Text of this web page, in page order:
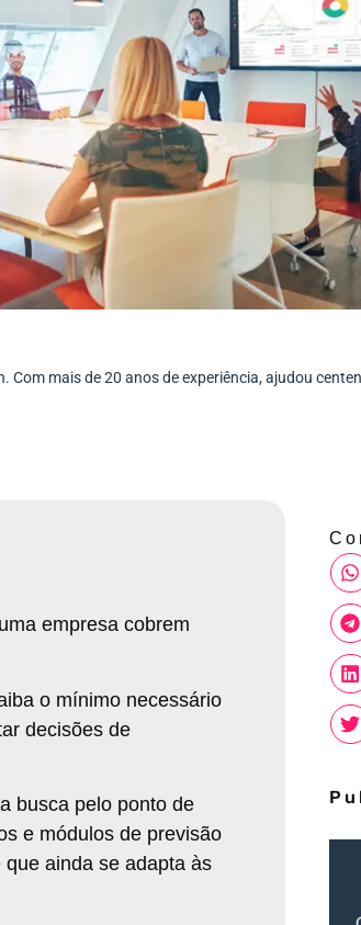
mais de 20 anos de experiência, ajudou
empresa cobrem
o mínimo necessário
decisões de
busca pelo ponto de
e módulos de previsão
ainda se adapta às